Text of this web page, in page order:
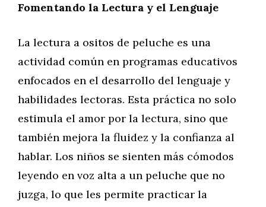
Fomentando la Lectura y el Lenguaje
La lectura a ositos de peluche es una
actividad común en programas educativos
enfocados en el desarrollo del lenguaje y
habilidades lectoras. Esta práctica no solo
estimula el amor por la lectura, sino que
también mejora la fluidez y la confianza al
hablar. Los niños se sienten más cómodos
leyendo en voz alta a un peluche que no
juzga, lo que les permite practicar la